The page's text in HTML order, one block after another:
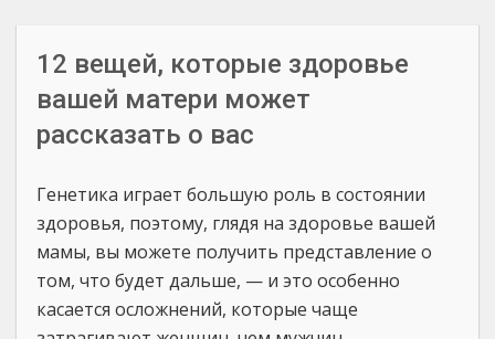
12 вещей, которые здоровье
вашей матери может
рассказать о вас
Генетика играет большую роль в состоянии
здоровья, поэтому, глядя на здоровье вашей
мамы, вы можете получить представление о
том, что будет дальше, — и это особенно
касается осложнений, которые чаще